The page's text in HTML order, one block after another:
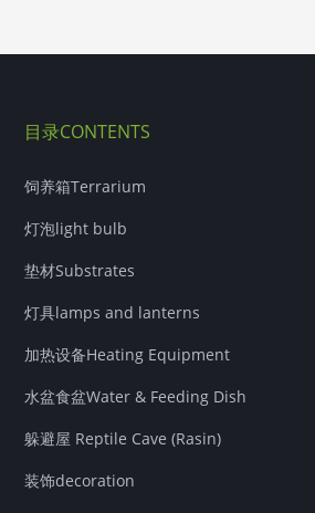
目录CONTENTS
饲养箱Terrarium
灯泡light bulb
垫材Substrates
灯具lamps and lanterns
加热设备Heating Equipment
水盆食盆Water & Feeding Dish
躲避屋 Reptile Cave (Rasin)
装饰decoration